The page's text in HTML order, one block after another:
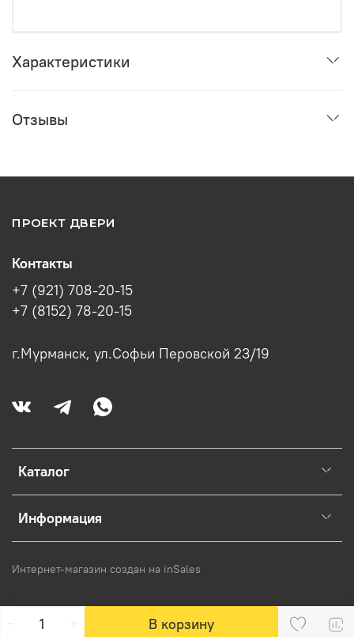
В корзину
Характеристики
Отзывы
ПРОЕКТ ДВЕРИ
Каталог
Информация
Контакты
+7 (921) 708-20-15
+7 (8152) 78-20-15
г.Мурманск, ул.Софьи Перовской 23/19
Интернет-магазин создан на inSales